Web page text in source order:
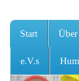
Start
e.V.s